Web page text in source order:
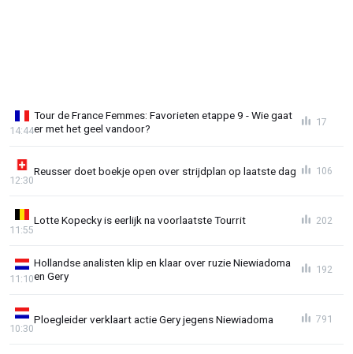
Tour de France Femmes: Favorieten etappe 9 - Wie gaat
er met het geel vandoor?
14:44
17
Reusser doet boekje open over strijdplan op laatste dag
12:30
106
Lotte Kopecky is eerlijk na voorlaatste Tourrit
11:55
202
Hollandse analisten klip en klaar over ruzie Niewiadoma
en Gery
11:10
192
Ploegleider verklaart actie Gery jegens Niewiadoma
10:30
791